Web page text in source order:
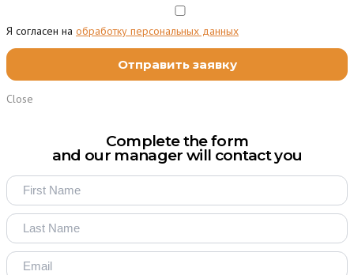
Я согласен на обработку персональных данных
Close
Complete the form
and our manager will contact you